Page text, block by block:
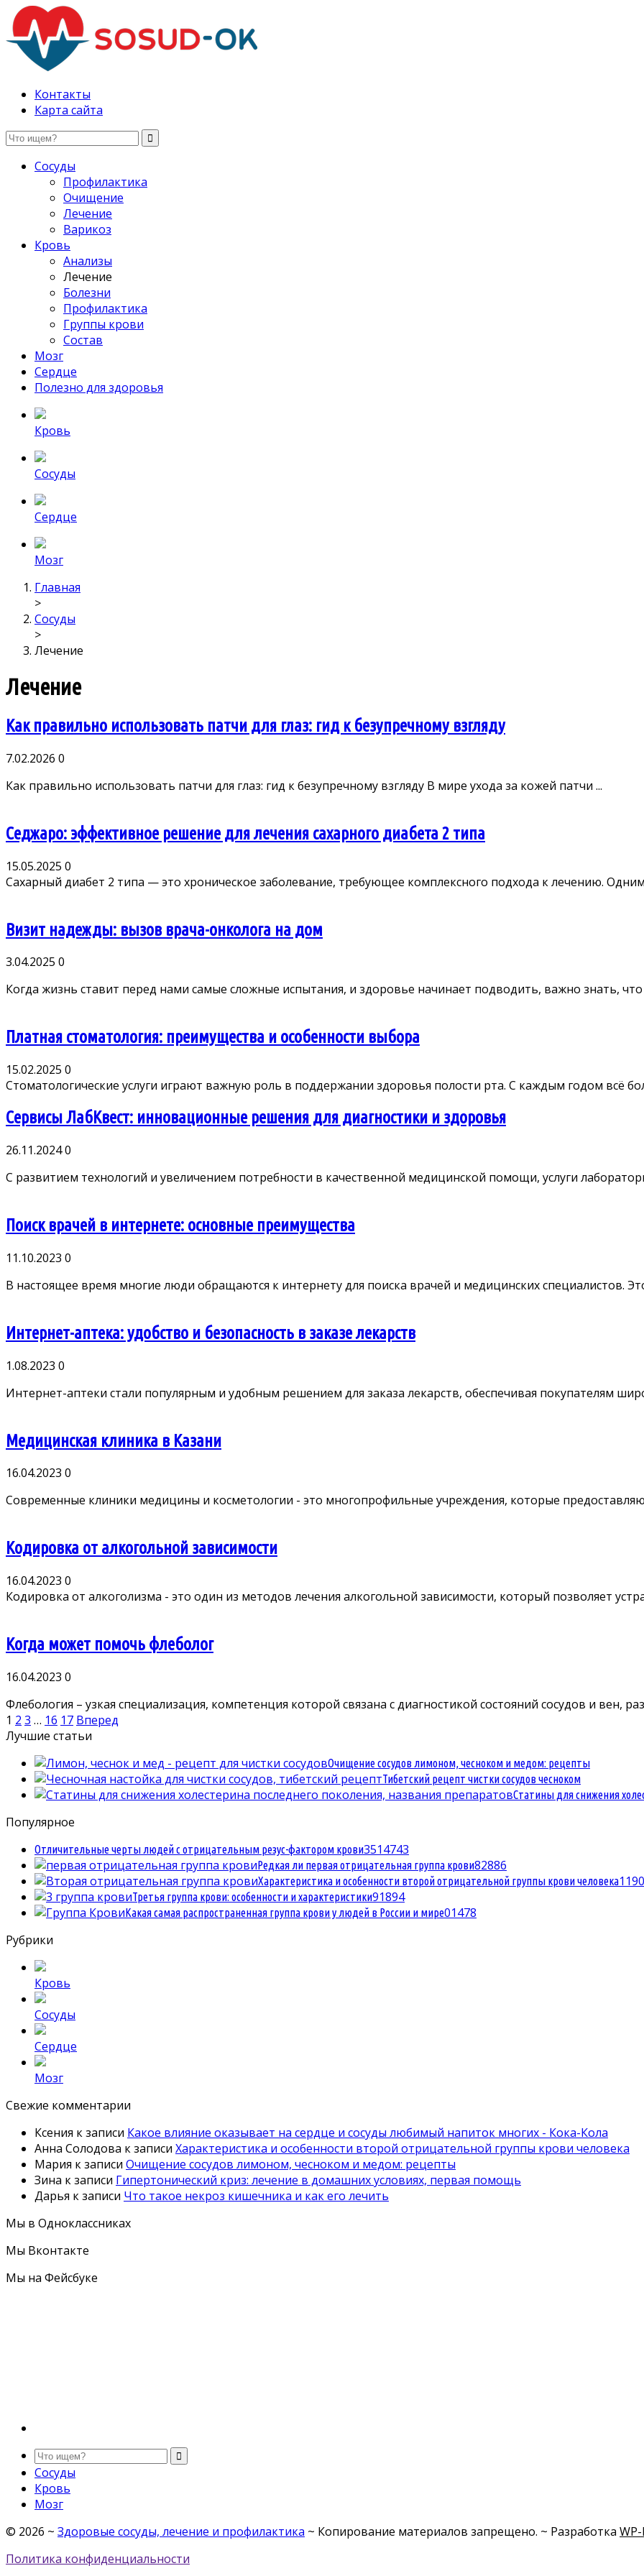
Здоровые сосуды, лечение и профилактика
Контакты
Карта сайта
Сосуды
Профилактика
Очищение
Лечение
Варикоз
Кровь
Анализы
Лечение
Болезни
Профилактика
Группы крови
Состав
Мозг
Сердце
Полезно для здоровья
Кровь
Сосуды
Сердце
Мозг
Главная
>
Сосуды
>
Лечение
Лечение
Как правильно использовать патчи для глаз: гид к безупречному взгляду
7.02.2026 0
Как правильно использовать патчи для глаз: гид к безупречному взгляду В мире ухода за кожей патчи ...
Седжаро: эффективное решение для лечения сахарного диабета 2 типа
15.05.2025 0
Сахарный диабет 2 типа — это хроническое заболевание, требующее комплексного подхода к лечению. Одним
Визит надежды: вызов врача-онколога на дом
3.04.2025 0
Когда жизнь ставит перед нами самые сложные испытания, и здоровье начинает подводить, важно знать, что
Платная стоматология: преимущества и особенности выбора
15.02.2025 0
Стоматологические услуги играют важную роль в поддержании здоровья полости рта. С каждым годом всё
Сервисы ЛабКвест: инновационные решения для диагностики и здоровья
26.11.20240
С развитием технологий и увеличением потребности в качественной медицинской помощи, услуги
Поиск врачей в интернете: основные преимущества
11.10.2023 0
В настоящее время многие люди обращаются к интернету для поиска врачей и медицинских специалистов.
Интернет-аптека: удобство и безопасность в заказе лекарств
1.08.2023 0
Интернет-аптеки стали популярным и удобным решением для заказа лекарств, обеспечивая покупателям
Медицинская клиника в Казани
16.04.2023 0
Современные клиники медицины и косметологии - это многопрофильные учреждения, которые
Кодировка от алкогольной зависимости
16.04.2023 0
Кодировка от алкоголизма - это один из методов лечения алкогольной зависимости, который позволяет
Когда может помочь флеболог
16.04.2023 0
Флебология – узкая специализация, компетенция которой связана с диагностикой состояний сосудов и вен,
Пагинация
записей
1 2 3 … 16 17 Вперед
Лучшие статьи
Очищение сосудов лимоном, чесноком и медом: рецепты
Тибетский рецепт чистки сосудов чесноком
Статины для снижения
Популярное
Отличительные черты людей с отрицательным резус-фактором крови3514743
Редкая ли первая отрицательная группа крови82886
Характеристика и особенности второй отрицательной группы крови человека1
Третья группа крови: особенности и характеристики91894
Какая самая распространенная группа крови у людей в России и мире01478
Рубрики
Кровь
Сосуды
Сердце
Мозг
Свежие комментарии
Ксения к записи Какое влияние оказывает на сердце и сосуды любимый напиток многих - Кока-Кола
Анна Солодова к записи Характеристика и особенности второй отрицательной группы крови человека
Мария к записи Очищение сосудов лимоном, чесноком и медом: рецепты
Зина к записи Гипертонический криз: лечение в домашних условиях, первая помощь
Дарья к записи Что такое некроз кишечника и как его лечить
Мы в Одноклассниках
Мы Вконтакте
Мы на Фейсбуке
Сосуды
Кровь
Мозг
© 2026 ~ Здоровые сосуды, лечение и профилактика ~ Копирование материалов запрещено. ~ Разработка
Политика конфиденциальности